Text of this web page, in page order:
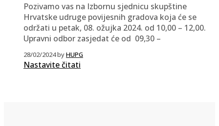
Pozivamo vas na Izbornu sjednicu skupštine
Hrvatske udruge povijesnih gradova koja će se
održati u petak, 08. ožujka 2024. od 10,00 – 12,00.
Upravni odbor zasjedat će od 09,30 –
28/02/2024byHUPG
Nastavite čitati